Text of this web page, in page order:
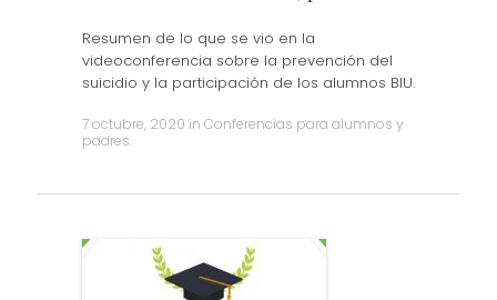
Resumen de lo que se vio en la
videoconferencia sobre la prevención del
suicidio y la participación de los alumnos BIU.
7 octubre, 2020 in Conferencias para alumnos y
padres.